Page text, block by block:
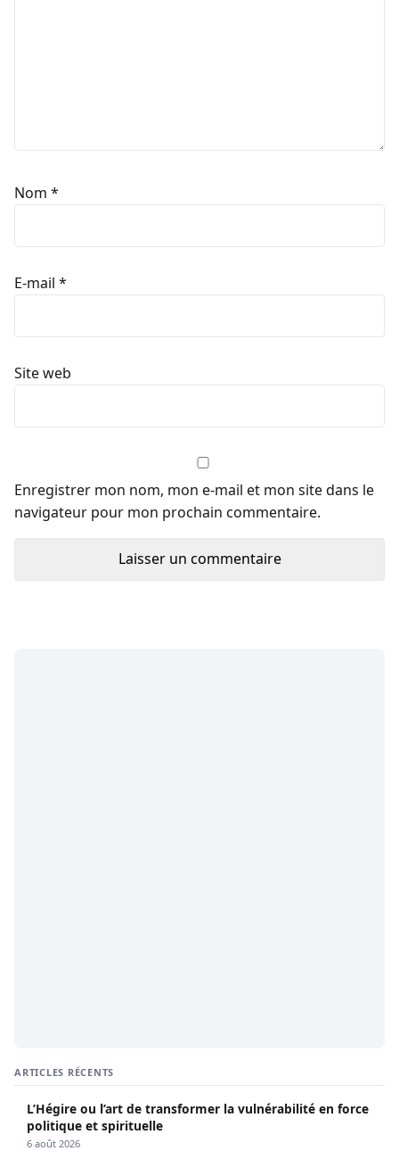
Nom *
E-mail *
Site web
Enregistrer mon nom, mon e-mail et mon site dans le
navigateur pour mon prochain commentaire.
ARTICLES RÉCENTS
L’Hégire ou l’art de transformer la vulnérabilité en force
politique et spirituelle
6 août 2026